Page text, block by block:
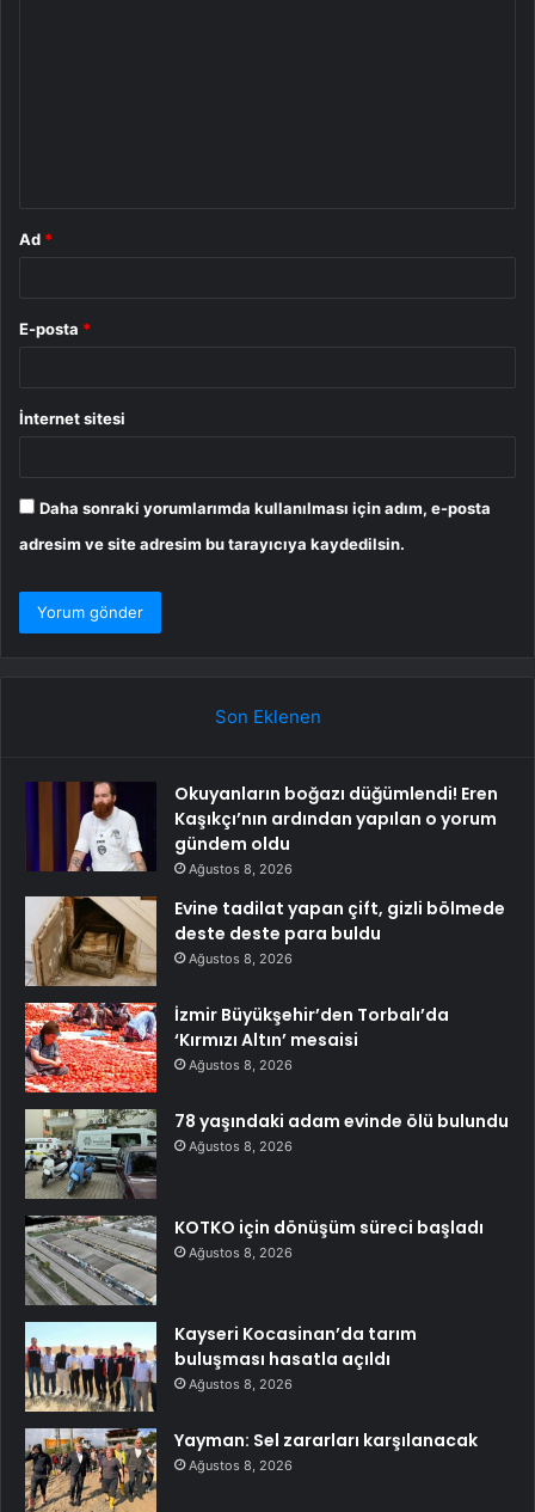
Ad *
E-posta *
İnternet sitesi
Daha sonraki yorumlarımda kullanılması için adım, e-posta
adresim ve site adresim bu tarayıcıya kaydedilsin.
Son Eklenen
Okuyanların boğazı düğümlendi! Eren
Kaşıkçı’nın ardından yapılan o yorum
gündem oldu
Ağustos 8, 2026
Evine tadilat yapan çift, gizli bölmede
deste deste para buldu
Ağustos 8, 2026
İzmir Büyükşehir’den Torbalı’da
‘Kırmızı Altın’ mesaisi
Ağustos 8, 2026
78 yaşındaki adam evinde ölü bulundu
Ağustos 8, 2026
KOTKO için dönüşüm süreci başladı
Ağustos 8, 2026
Kayseri Kocasinan’da tarım
buluşması hasatla açıldı
Ağustos 8, 2026
Yayman: Sel zararları karşılanacak
Ağustos 8, 2026